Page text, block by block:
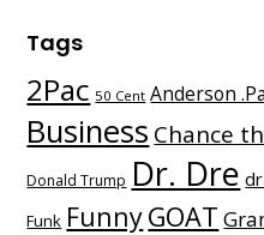
Tags
2Pac 50 Cent Anderson
Business Chance
Donald Trump Dr. Dre
Funk FunnyGOAT